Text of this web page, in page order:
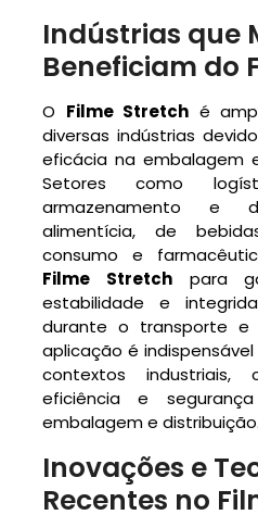
Indústrias que
Beneficiam do
O Filme Stretch é
diversas indústrias
eficácia na embalagem
Setores como
armazenamento e
alimentícia, de
consumo e
Filme Stretchpara
estabilidade e
durante o transporte e
aplicação é
contextos industriais,
eficiência e
embalagem e distribuição.
Inovações e
Recentes no